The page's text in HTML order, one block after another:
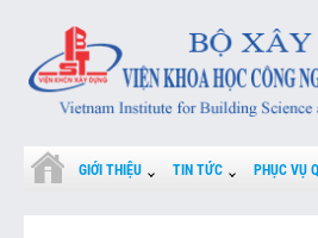
GIỚI THIỆU TIN TỨC PHỤC VỤ